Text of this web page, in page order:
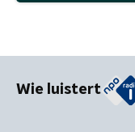
Wie luistert